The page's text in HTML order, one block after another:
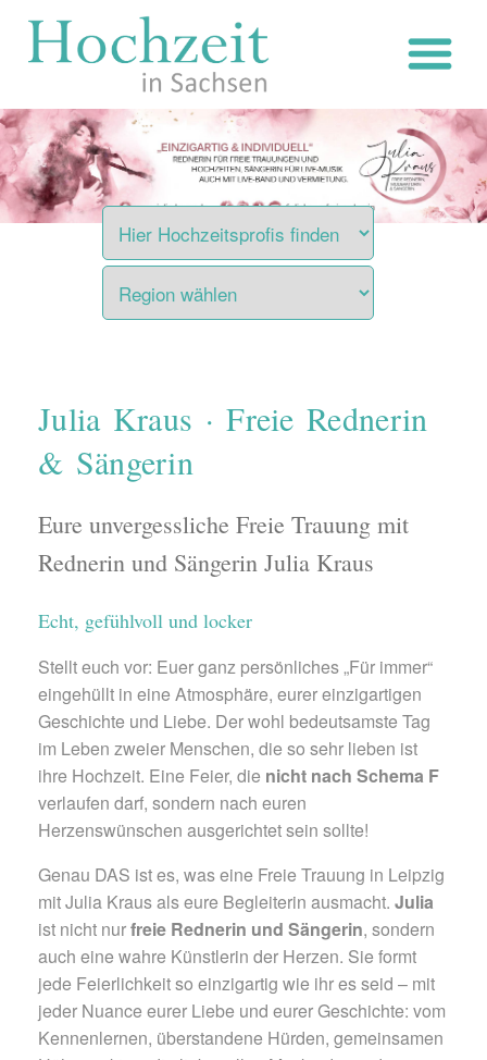
Inhalt
Julia Kraus · Freie Rednerin
& Sängerin
Eure unvergessliche Freie Trauung mit
Rednerin und Sängerin Julia Kraus
Echt, gefühlvoll und locker
Stellt euch vor: Euer ganz persönliches „Für immer“
eingehüllt in eine Atmosphäre, eurer einzigartigen
Geschichte und Liebe. Der wohl bedeutsamste Tag
im Leben zweier Menschen, die so sehr lieben ist
ihre Hochzeit. Eine Feier, die nicht nach Schema F
verlaufen darf, sondern nach euren
Herzenswünschen ausgerichtet sein sollte!
Genau DAS ist es, was eine Freie Trauung in Leipzig
mit Julia Kraus als eure Begleiterin ausmacht. Julia
ist nicht nurfreie Rednerin und Sängerin, sondern
auch eine wahre Künstlerin der Herzen. Sie formt
jede Feierlichkeit so einzigartig wie ihr es seid – mit
jeder Nuance eurer Liebe und eurer Geschichte: vom
Kennenlernen, überstandene Hürden, gemeinsamen